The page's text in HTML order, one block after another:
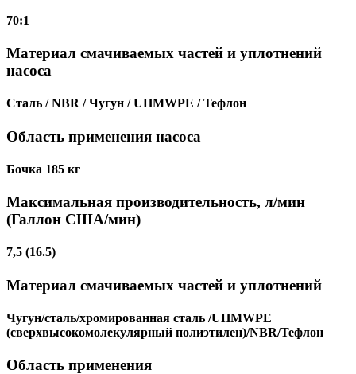
70:1
Материал смачиваемых частей и уплотнений
насоса
Сталь / NBR / Чугун / UHMWPE / Тефлон
Область применения насоса
Бочка 185 кг
Максимальная производительность, л/мин
(Галлон США/мин)
7,5 (16.5)
Материал смачиваемых частей и уплотнений
Чугун/сталь/хромированная сталь /UHMWPE
(сверхвысокомолекулярный полиэтилен)/NBR/Тефлон
Область применения